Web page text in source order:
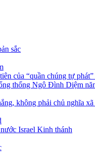
sắc
của “quần chúng tự
thống Ngô Đình Diệm
không phải chủ nghĩa
Israel Kinh thánh